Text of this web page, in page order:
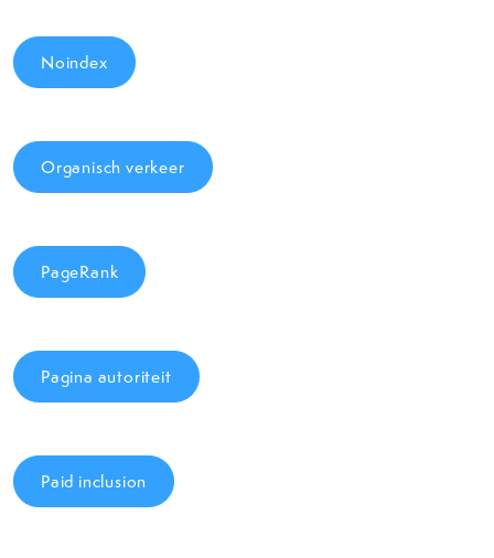
Noindex
Organisch verkeer
PageRank
Pagina autoriteit
Paid inclusion